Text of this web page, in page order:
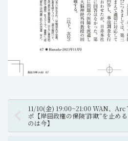
11/10(金) 19:00~21:00 WAN、
ポ【岸田政権の保険‘詐欺“を止め
のは今】